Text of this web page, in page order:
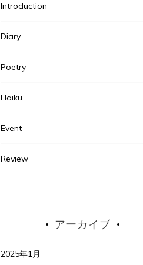
Introduction
Diary
Poetry
Haiku
Event
Review
アーカイブ
2025年1月